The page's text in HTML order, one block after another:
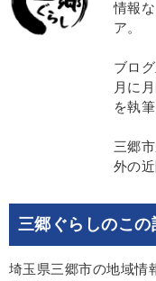
情報
ア。
ブロ
月に
を執
三郷
外の
三郷ぐらしのこの
埼玉県三郷市の地域情